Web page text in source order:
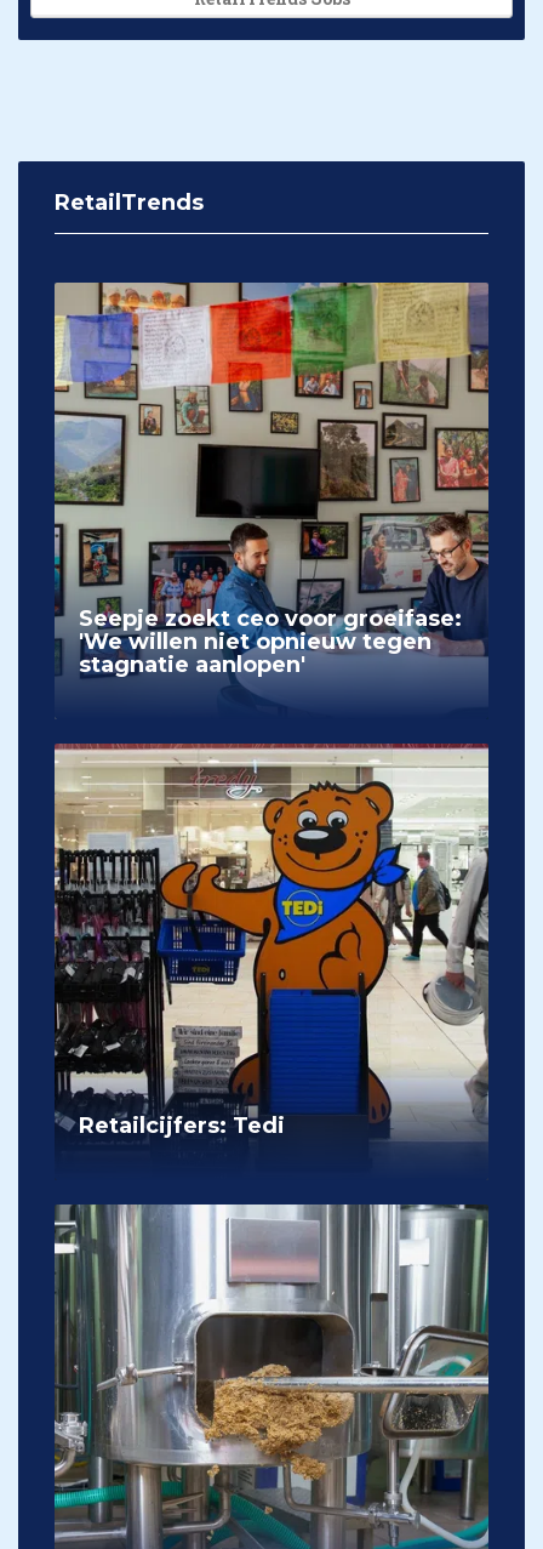
RetailTrends
Seepje zoekt ceo voor groeifase:
'We willen niet opnieuw tegen
stagnatie aanlopen'
Retailcijfers: Tedi